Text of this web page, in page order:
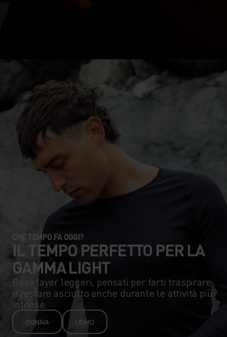
CHE TEMPO FA OGGI?
IL TEMPO PERFETTO PER LA
GAMMA LIGHT
Base layer leggeri, pensati per farti traspirare
e restare asciutto anche durante le attività più
intense.
DONNA UOMO